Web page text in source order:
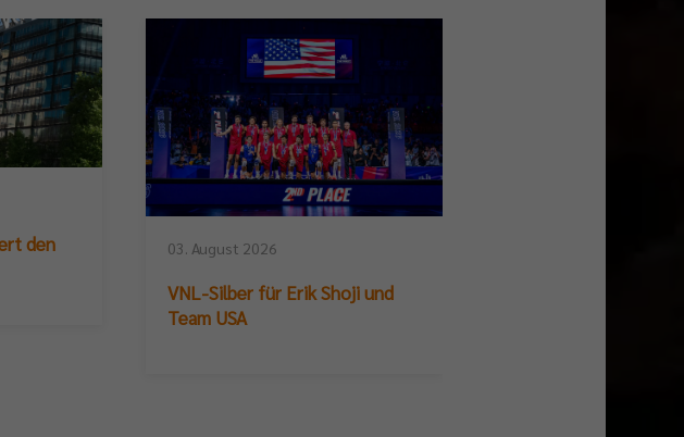
den
03. August 2026
VNL-Silber für Erik Shoji und
Team USA